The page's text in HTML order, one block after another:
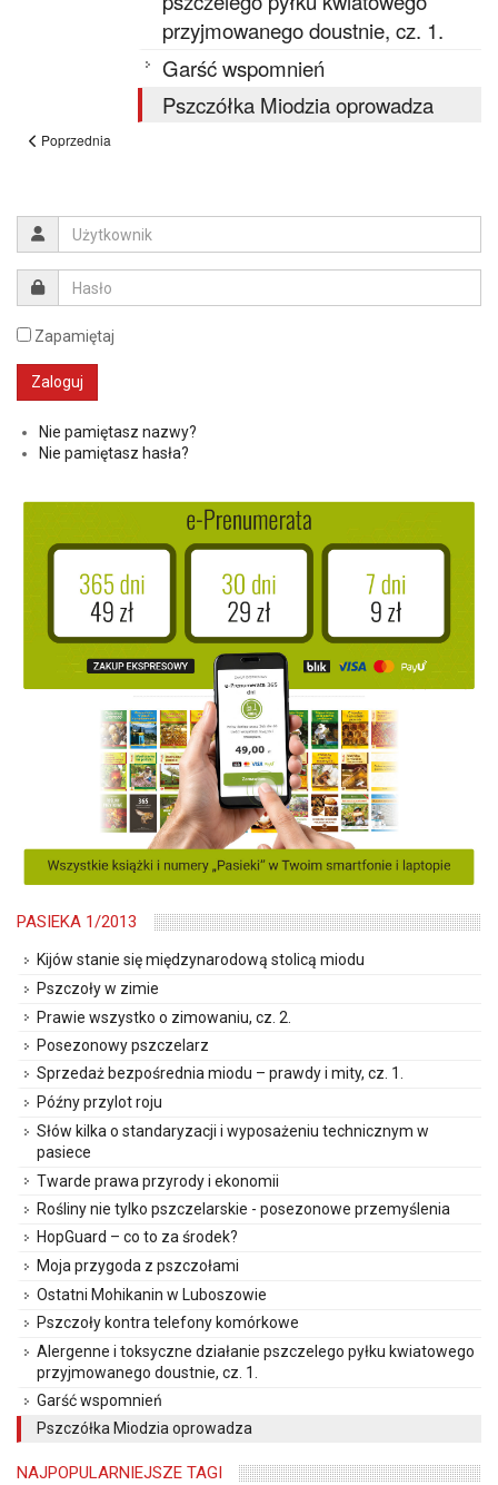
przyjmowanego doustnie, cz. 1.
Garść wspomnień
Pszczółka Miodzia oprowadza
Poprzednia
Zapamiętaj
Nie pamiętasz nazwy?
Nie pamiętasz hasła?
PASIEKA 1/2013
Kijów stanie się międzynarodową stolicą miodu
Pszczoły w zimie
Prawie wszystko o zimowaniu, cz. 2.
Posezonowy pszczelarz
Sprzedaż bezpośrednia miodu – prawdy i mity, cz. 1.
Późny przylot roju
Słów kilka o standaryzacji i wyposażeniu technicznym w
pasiece
Twarde prawa przyrody i ekonomii
Rośliny nie tylko pszczelarskie - posezonowe przemyślenia
HopGuard – co to za środek?
Moja przygoda z pszczołami
Ostatni Mohikanin w Luboszowie
Pszczoły kontra telefony komórkowe
Alergenne i toksyczne działanie pszczelego pyłku kwiatowego
przyjmowanego doustnie, cz. 1.
Garść wspomnień
Pszczółka Miodzia oprowadza
NAJPOPULARNIEJSZE TAGI